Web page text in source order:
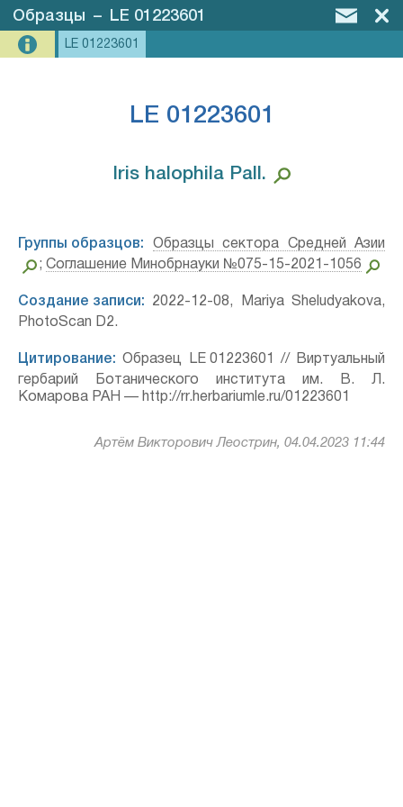
Образцы – LE 01223601
LE 01223601
LE 01223601
Iris halophila Pall.⁣
Группы образцов:
Образцы сектора Средней Азии
; Соглашение Минобрнауки №075-15-2021-1056
Создание записи: 2022-12-08, Mariya Sheludyakova,
PhotoScan D2.
Цитирование: Образец LE 01223601 // Виртуальный
гербарий Ботанического института им. В. Л.
Комарова РАН — http://rr.herbariumle.ru/01223601
Артём Викторович Леострин, 04.04.2023 11:44